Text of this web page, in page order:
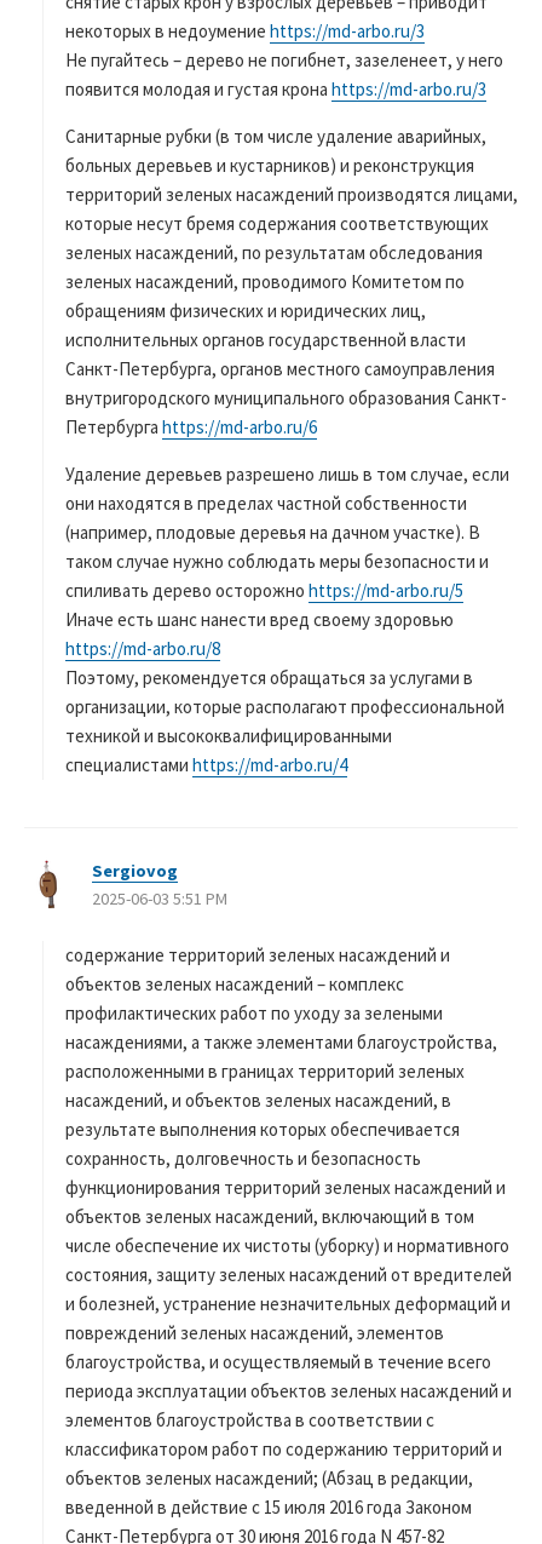
некоторых в недоумение https://md-arbo.ru/3
Не пугайтесь – дерево не погибнет, зазеленеет, у него
появится молодая и густая крона https://md-arbo.ru/3
Санитарные рубки (в том числе удаление аварийных,
больных деревьев и кустарников) и реконструкция
территорий зеленых насаждений производятся лицами,
которые несут бремя содержания соответствующих
зеленых насаждений, по результатам обследования
зеленых насаждений, проводимого Комитетом по
обращениям физических и юридических лиц,
исполнительных органов государственной власти
Санкт-Петербурга, органов местного самоуправления
внутригородского муниципального образования Санкт-
Петербурга https://md-arbo.ru/6
Удаление деревьев разрешено лишь в том случае, если
они находятся в пределах частной собственности
(например, плодовые деревья на дачном участке). В
таком случае нужно соблюдать меры безопасности и
спиливать дерево осторожно https://md-arbo.ru/5
Иначе есть шанс нанести вред своему здоровью
https://md-arbo.ru/8
Поэтому, рекомендуется обращаться за услугами в
организации, которые располагают профессиональной
техникой и высококвалифицированными
специалистами https://md-arbo.ru/4
Sergiovog
り
2025-06-03 5:51 PM
содержание территорий зеленых насаждений и
объектов зеленых насаждений – комплекс
профилактических работ по уходу за зелеными
насаждениями, а также элементами благоустройства,
расположенными в границах территорий зеленых
насаждений, и объектов зеленых насаждений, в
результате выполнения которых обеспечивается
сохранность, долговечность и безопасность
функционирования территорий зеленых насаждений и
объектов зеленых насаждений, включающий в том
числе обеспечение их чистоты (уборку) и нормативного
состояния, защиту зеленых насаждений от вредителей
и болезней, устранение незначительных деформаций и
повреждений зеленых насаждений, элементов
благоустройства, и осуществляемый в течение всего
периода эксплуатации объектов зеленых насаждений и
элементов благоустройства в соответствии с
классификатором работ по содержанию территорий и
объектов зеленых насаждений; (Абзац в редакции,
введенной в действие с 15 июля 2016 года Законом
Санкт-Петербурга от 30 июня 2016 года N 457-82